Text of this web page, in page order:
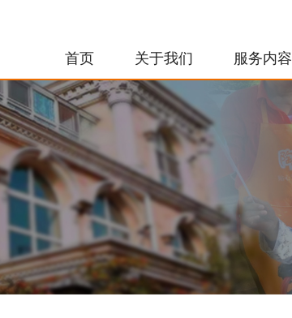
首页 关于我们 服务内容